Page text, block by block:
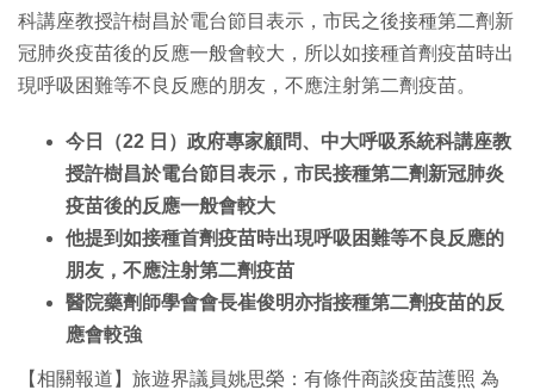
科講座教授許樹昌於電台節目表示，市民之後接種第二劑新
冠肺炎疫苗後的反應一般會較大，所以如接種首劑疫苗時出
現呼吸困難等不良反應的朋友，不應注射第二劑疫苗。
今日（22 日）政府專家顧問、中大呼吸系統科講座教
授許樹昌於電台節目表示，市民接種第二劑新冠肺炎
疫苗後的反應一般會較大
他提到如接種首劑疫苗時出現呼吸困難等不良反應的
朋友，不應注射第二劑疫苗
醫院藥劑師學會會長崔俊明亦指接種第二劑疫苗的反
應會較強
【相關報道】旅遊界議員姚思榮：有條件商談疫苗護照 為